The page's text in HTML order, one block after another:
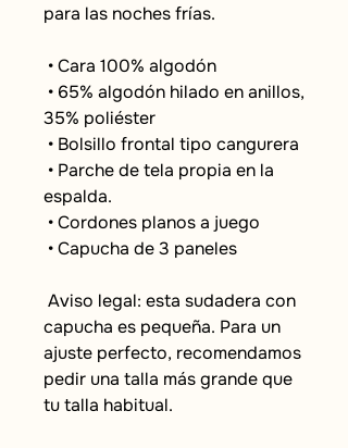
para las noches frías.
• Cara 100% algodón
35% poliéster
• Bolsillo frontal tipo cangurera
espalda.
• Cordones planos a juego
• Capucha de 3 paneles
capucha es pequeña. Para un
ajuste perfecto, recomendamos
pedir una talla más grande que
tu talla habitual.